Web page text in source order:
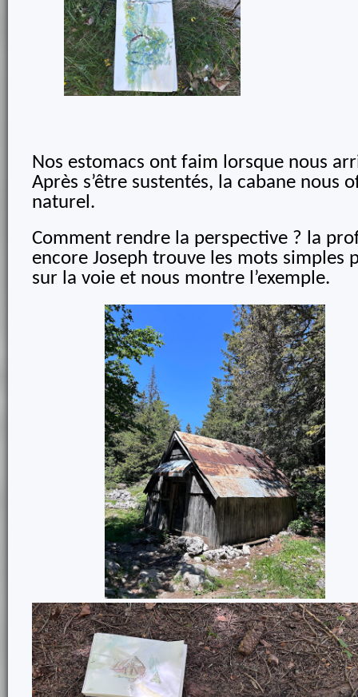
Nos estomacs ont faim lorsque nous
Après s’être sustentés, la cabane nous
naturel.
Comment rendre la perspective ? la
encore Joseph trouve les mots simples
sur la voie et nous montre l’exemple.